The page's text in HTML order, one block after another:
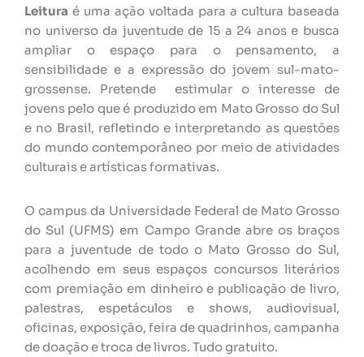
Leitura é uma ação voltada para a cultura baseada
no universo da juventude de 15 a 24 anos e busca
ampliar o espaço para o pensamento, a
sensibilidade e a expressão do jovem sul-mato-
grossense. Pretende estimular o interesse de
jovens pelo que é produzido em Mato Grosso do Sul
e no Brasil, refletindo e interpretando as questões
do mundo contemporâneo por meio de atividades
culturais e artísticas formativas.
O campus da Universidade Federal de Mato Grosso
do Sul (UFMS) em Campo Grande abre os braços
para a juventude de todo o Mato Grosso do Sul,
acolhendo em seus espaços concursos literários
com premiação em dinheiro e publicação de livro,
palestras, espetáculos e shows, audiovisual,
oficinas, exposição, feira de quadrinhos, campanha
de doação e troca de livros. Tudo gratuito.